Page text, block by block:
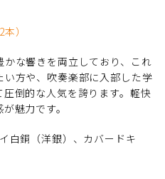
）
な響きを両立しており、これ
方や、吹奏楽部に入部した学
倒的な人気を誇ります。軽快
魅力です。
白銅（洋銀）、カバードキ